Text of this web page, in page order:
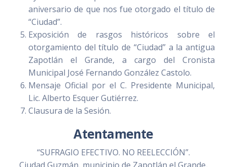
aniversario de que nos fue otorgado el título de
“Ciudad”.
Exposición de rasgos históricos sobre el
otorgamiento del título de “Ciudad” a la antigua
Zapotlán el Grande, a cargo del Cronista
Municipal José Fernando González Castolo.
Mensaje Oficial por el C. Presidente Municipal,
Lic. Alberto Esquer Gutiérrez.
Clausura de la Sesión.
Atentamente
“SUFRAGIO EFECTIVO. NO REELECCIÓN”.
Ciudad Guzmán, municipio de Zapotlán el Grande,